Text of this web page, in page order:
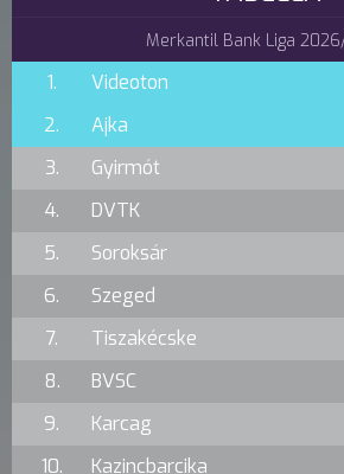
Merkantil Bank Liga
1. Videoton
2.
Ajka
3.
Gyirmót
4.
DVTK
5.
Soroksár
6.
Szeged
7.
Tiszakécske
8.
BVSC
9.
Karcag
10.
Kazincbarcika